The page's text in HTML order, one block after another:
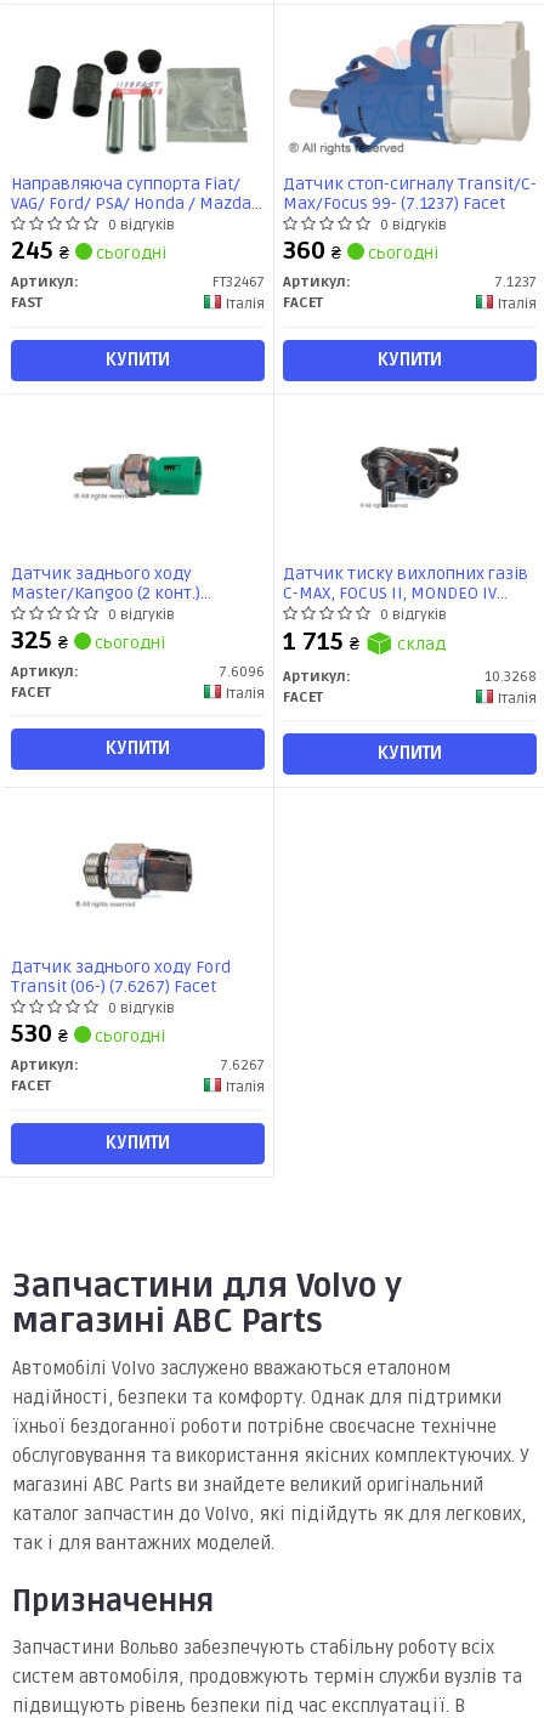
Направляюча суппорта Fiat/
VAG/ Ford/ PSA/ Honda / Mazda/
Chrysler/ BMW/ Opel/ Renault /
Hyundai (+гумки) 12мм ATE
(FT32467) Fast
0 відгуків
245 ₴ сьогодні
Артикул:
FT32467
FAST
Італія
КУПИТИ
Датчик стоп-сигналу Transit/C-
Max/Focus 99- (7.1237) Facet
0 відгуків
360 ₴ сьогодні
Артикул:
7.1237
FACET
Італія
КУПИТИ
Датчик заднього ходу
Master/Kangoo (2 конт.)
(7.6096) Facet0 відгуків
325 ₴ сьогодні
Артикул:
7.6096
FACET
Італія
КУПИТИ
Датчик тиску вихлопних газів
C-MAX, FOCUS II, MONDEO IV
1.6D-2.7D 01- (10.3268) Facet
0 відгуків
1 715 ₴ склад
Артикул:
10.3268
FACET
Італія
КУПИТИ
Датчик заднього ходу Ford
Transit (06-) (7.6267) Facet
0 відгуків
530 ₴ сьогодні
Артикул:
7.6267
FACET
Італія
КУПИТИ
Запчастини для Volvo у
магазині ABC Parts
Автомобілі Volvo заслужено вважаються еталоном
надійності, безпеки та комфорту. Однак для підтримки
їхньої бездоганної роботи потрібне своєчасне технічне
обслуговування та використання якісних комплектуючих. У
магазині ABC Parts ви знайдете великий оригінальний
каталог запчастин до Volvo, які підійдуть як для легкових,
так і для вантажних моделей.
Призначення
Запчастини Вольво забезпечують стабільну роботу всіх
систем автомобіля, продовжують термін служби вузлів та
підвищують рівень безпеки під час експлуатації. В